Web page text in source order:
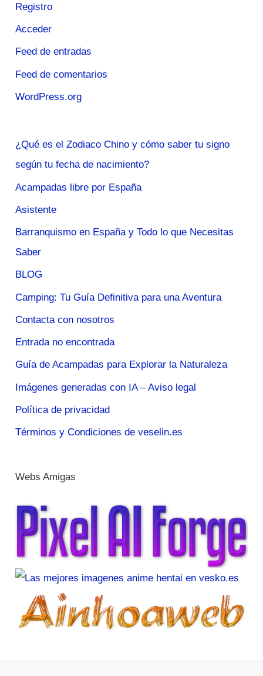
Registro
Acceder
Feed de entradas
Feed de comentarios
WordPress.org
¿Qué es el Zodiaco Chino y cómo saber tu signo
según tu fecha de nacimiento?
Acampadas libre por España
Asistente
Barranquismo en España y Todo lo que Necesitas
Saber
BLOG
Camping: Tu Guía Definitiva para una Aventura
Contacta con nosotros
Entrada no encontrada
Guía de Acampadas para Explorar la Naturaleza
Imágenes generadas con IA – Aviso legal
Política de privacidad
Términos y Condiciones de veselin.es
Webs Amigas